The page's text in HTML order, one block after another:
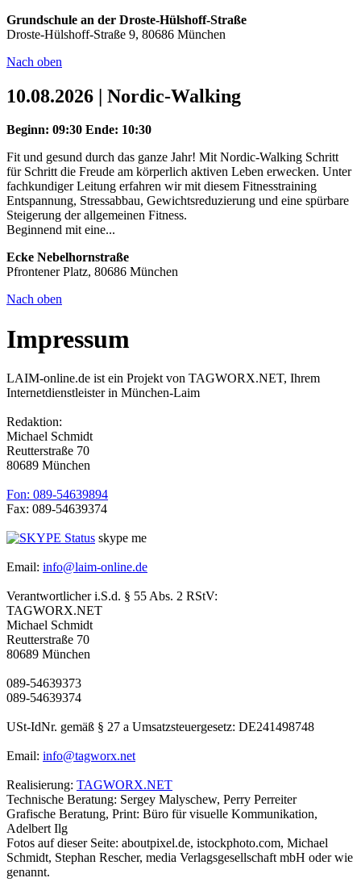
Grundschule an der Droste-Hülshoff-Straße
Droste-Hülshoff-Straße 9, 80686 München
Nach oben
10.08.2026 | Nordic-Walking
Beginn: 09:30 Ende: 10:30
Fit und gesund durch das ganze Jahr! Mit Nordic-Walking Schritt
für Schritt die Freude am körperlich aktiven Leben erwecken. Unter
fachkundiger Leitung erfahren wir mit diesem Fitnesstraining
Entspannung, Stressabbau, Gewichtsreduzierung und eine spürbare
Steigerung der allgemeinen Fitness.
Beginnend mit eine...
Ecke Nebelhornstraße
Pfrontener Platz, 80686 München
Nach oben
Impressum
LAIM-online.de ist ein Projekt von TAGWORX.NET, Ihrem
Internetdienstleister in München-Laim
Redaktion:
Michael Schmidt
Reutterstraße 70
80689 München
Fon: 089-54639894
Fax: 089-54639374
skype me
Email: info@laim-online.de
Verantwortlicher i.S.d. § 55 Abs. 2 RStV:
TAGWORX.NET
Michael Schmidt
Reutterstraße 70
80689 München
089-54639373
089-54639374
USt-IdNr. gemäß § 27 a Umsatzsteuergesetz: DE241498748
Email: info@tagworx.net
Realisierung: TAGWORX.NET
Technische Beratung: Sergey Malyschew, Perry Perreiter
Grafische Beratung, Print: Büro für visuelle Kommunikation,
Adelbert Ilg
Fotos auf dieser Seite: aboutpixel.de, istockphoto.com, Michael
Schmidt, Stephan Rescher, media Verlagsgesellschaft mbH oder wie
genannt.